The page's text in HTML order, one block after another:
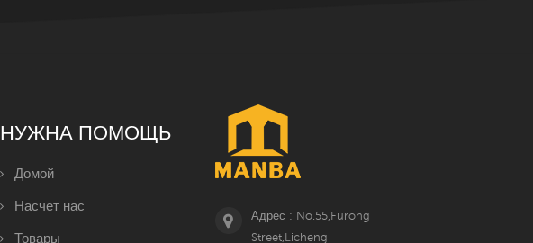
НУЖНА ПОМОЩЬ
Домой
Насчет нас
Товары
Адрес : No.55,Furong
Street,Licheng